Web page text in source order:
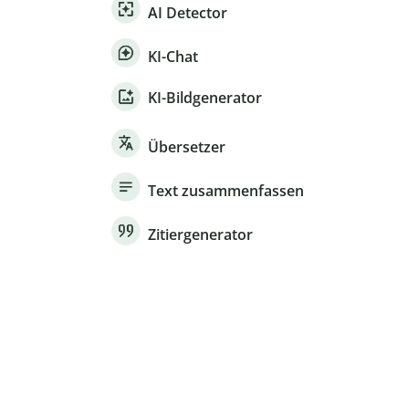
AI Detector
KI-Chat
KI-Bildgenerator
Übersetzer
Text zusammenfassen
Zitiergenerator